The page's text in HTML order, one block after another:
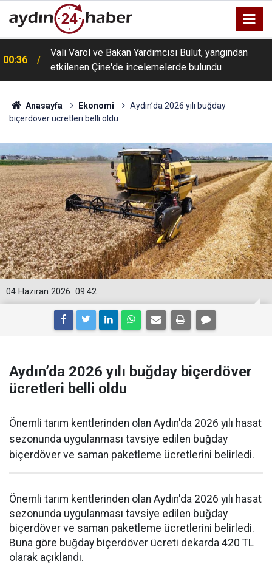
00:36
Vali Varol ve Bakan Yardımcısı Bulut, yangından
etkilenen Çine'de incelemelerde bulundu
Anasayfa Ekonomi
Aydın’da 2026 yılı buğday
biçerdöver ücretleri belli oldu
09:42
04 Haziran 2026
Aydın’da 2026 yılı buğday biçerdöver
ücretleri belli oldu
Önemli tarım kentlerinden olan Aydın'da 2026 yılı hasat
sezonunda uygulanması tavsiye edilen buğday
biçerdöver ve saman paketleme ücretlerini belirledi.
Önemli tarım kentlerinden olan Aydın'da 2026 yılı hasat
sezonunda uygulanması tavsiye edilen buğday
biçerdöver ve saman paketleme ücretlerini belirledi.
Buna göre buğday biçerdöver ücreti dekarda 420 TL
olarak açıklandı.